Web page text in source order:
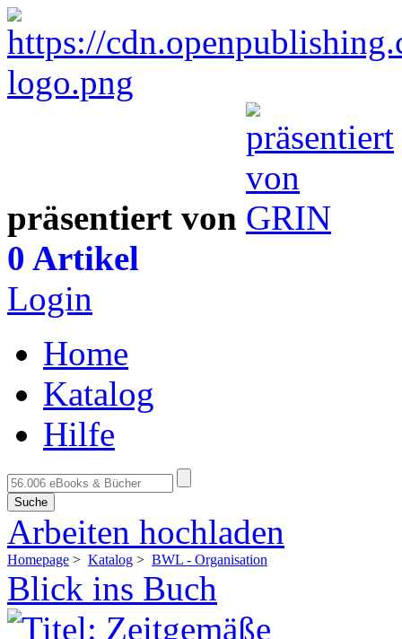
präsentiert von
0 Artikel
Login
Home
Katalog
Hilfe
Suche
Arbeiten hochladen
Homepage > Katalog > BWL - Organisation
Blick ins Buch